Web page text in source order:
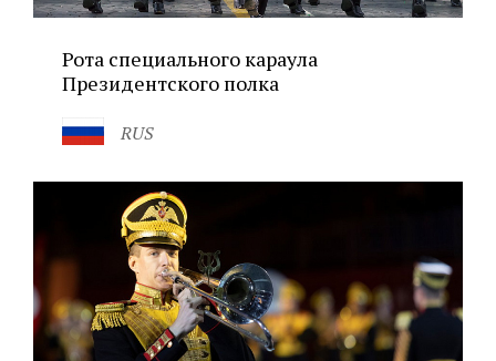
Рота специального караула
Президентского полка
RUS